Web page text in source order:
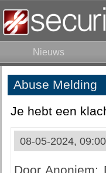
Nieuws
Abuse Melding
Je hebt een
08-05-2024,
Door